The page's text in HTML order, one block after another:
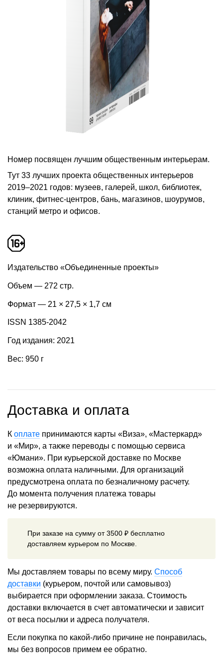
Номер посвящен лучшим общественным интерьерам.
Тут 33 лучших проекта общественных интерьеров
2019–2021 годов: музеев, галерей, школ, библиотек,
клиник, фитнес-центров, бань, магазинов, шоурумов,
станций метро и офисов.
Издательство «Объединенные проекты»
Объем — 272 стр.
Формат — 21 × 27,5 × 1,7 см
ISSN 1385-2042
Год издания: 2021
Вес: 950 г
Доставка и оплата
К оплате принимаются карты «Виза», «Мастеркард»
и «Мир», а также переводы с помощью сервиса
«Юмани». При курьерской доставке по Москве
возможна оплата наличными. Для организаций
предусмотрена оплата по безналичному расчету.
До момента получения платежа товары
не резервируются.
При заказе на сумму от 3500 ₽ бесплатно
доставляем курьером по Москве.
Мы доставляем товары по всему миру. Способ
доставки (курьером, почтой или самовывоз)
выбирается при оформлении заказа. Стоимость
доставки включается в счет автоматически и зависит
от веса посылки и адреса получателя.
Если покупка по какой-либо причине не понравилась,
мы без вопросов примем ее обратно.